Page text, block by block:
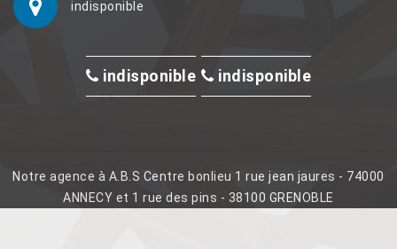
indisponible
indisponible indisponible
Notre agence à A.B.S Centre bonlieu 1 rue jean jaures - 74000
ANNECY et 1 rue des pins - 38100 GRENOBLE